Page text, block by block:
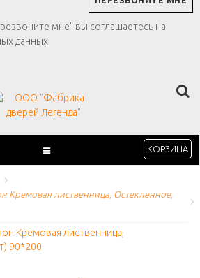
мне" вы соглашаетесь на
данных.
КОРЗИНА
Кремовая лиственница, Остекленное,